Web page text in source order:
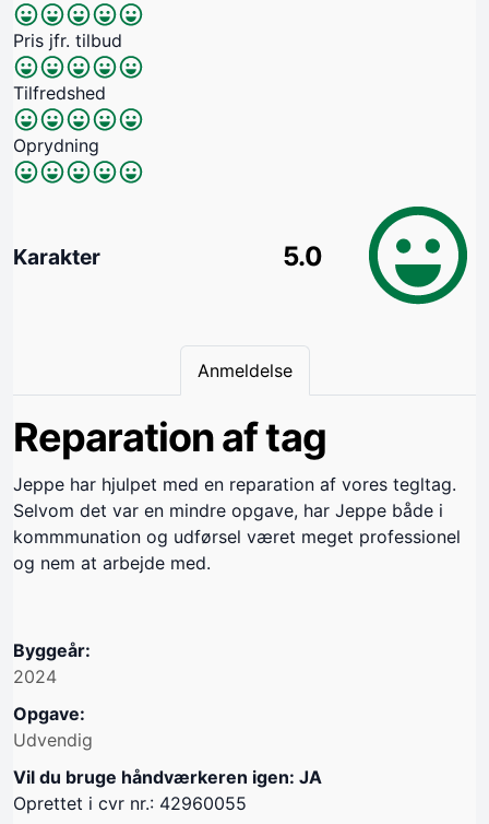
Pris jfr. tilbud
Tilfredshed
Oprydning
Karakter 5.0
Anmeldelse
Reparation af tag
Jeppe har hjulpet med en reparation af vores tegltag.
Selvom det var en mindre opgave, har Jeppe både i
kommmunation og udførsel været meget professionel
og nem at arbejde med.
Byggeår:
2024
Opgave:
Udvendig
Vil du bruge håndværkeren igen: JA
Oprettet i cvr nr.: 42960055